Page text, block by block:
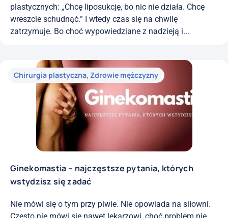
plastycznych: „Chcę liposukcję, bo nic nie działa. Chcę
wreszcie schudnąć.” I wtedy czas się na chwilę
zatrzymuje. Bo choć wypowiedziane z nadzieją i...
Chirurgia plastyczna, Zdrowie mężczyzny
Ginekomastia – najczęstsze pytania, których
wstydzisz się zadać
Nie mówi się o tym przy piwie. Nie opowiada na siłowni.